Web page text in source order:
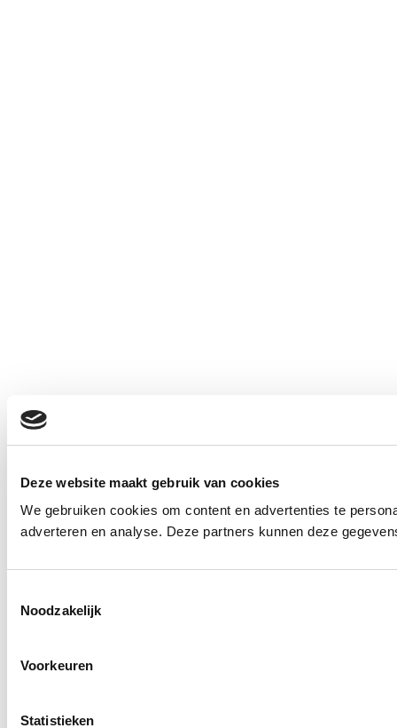
Deze website maakt gebruik van cookies
We gebruiken cookies om content en advertenties te
adverteren en analyse. Deze partners kunnen deze
Noodzakelijk
Voorkeuren
Statistieken